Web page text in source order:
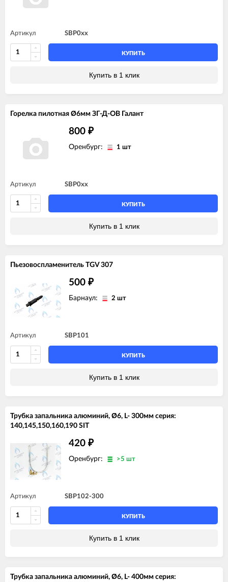
Артикул SBP0xx
КУПИТЬ
Купить в 1 клик
Горелка пилотная Ø6мм ЗГ-Д-ОВ Галант
800 ₽
Оренбург: 1 шт
Артикул SBP0xx
КУПИТЬ
Купить в 1 клик
Пьезовоспламенитель TGV 307
500 ₽
Барнаул: 2 шт
Артикул SBP101
КУПИТЬ
Купить в 1 клик
Трубка запальника алюминий, Ø6, L- 300мм серия:
140,145,150,160,190 SIT
420 ₽
Оренбург: >5 шт
Артикул SBP102-300
КУПИТЬ
Купить в 1 клик
Трубка запальника алюминий, Ø6, L- 400мм серия: